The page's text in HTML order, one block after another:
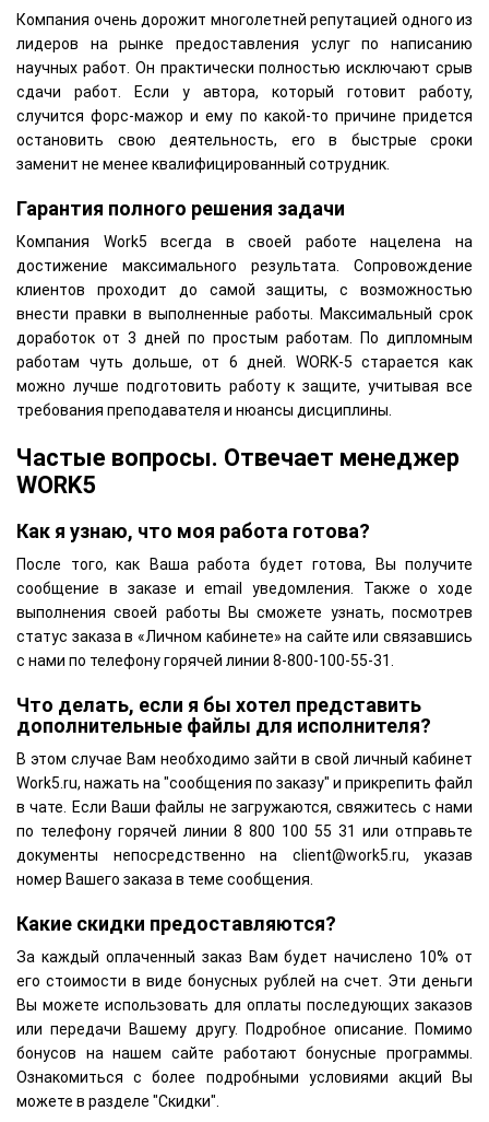
Компания очень дорожит многолетней репутацией одного из
лидеров на рынке предоставления услуг по написанию
научных работ. Он практически полностью исключают срыв
сдачи работ. Если у автора, который готовит работу,
случится форс-мажор и ему по какой-то причине придется
остановить свою деятельность, его в быстрые сроки
заменит не менее квалифицированный сотрудник.
Гарантия полного решения задачи
Компания Work5 всегда в своей работе нацелена на
достижение максимального результата. Сопровождение
клиентов проходит до самой защиты, с возможностью
внести правки в выполненные работы. Максимальный срок
доработок от 3 дней по простым работам. По дипломным
работам чуть дольше, от 6 дней. WORK-5 старается как
можно лучше подготовить работу к защите, учитывая все
требования преподавателя и нюансы дисциплины.
Частые вопросы. Отвечает менеджер
WORK5
Как я узнаю, что моя работа готова?
После того, как Ваша работа будет готова, Вы получите
сообщение в заказе и email уведомления. Также о ходе
выполнения своей работы Вы сможете узнать, посмотрев
статус заказа в «Личном кабинете» на сайте или связавшись
с нами по телефону горячей линии 8-800-100-55-31.
Что делать, если я бы хотел представить
дополнительные файлы для исполнителя?
В этом случае Вам необходимо зайти в свой личный кабинет
Work5.ru, нажать на "сообщения по заказу" и прикрепить файл
в чате. Если Ваши файлы не загружаются, свяжитесь с нами
по телефону горячей линии 8 800 100 55 31 или отправьте
документы непосредственно на client@work5.ru, указав
номер Вашего заказа в теме сообщения.
Какие скидки предоставляются?
За каждый оплаченный заказ Вам будет начислено 10% от
его стоимости в виде бонусных рублей на счет. Эти деньги
Вы можете использовать для оплаты последующих заказов
или передачи Вашему другу. Подробное описание. Помимо
бонусов на нашем сайте работают бонусные программы.
Ознакомиться с более подробными условиями акций Вы
можете в разделе "Скидки".